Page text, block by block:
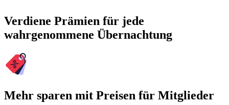
Verdiene Prämien für jede
wahrgenommene Übernachtung
Mehr sparen mit Preisen für Mitglieder